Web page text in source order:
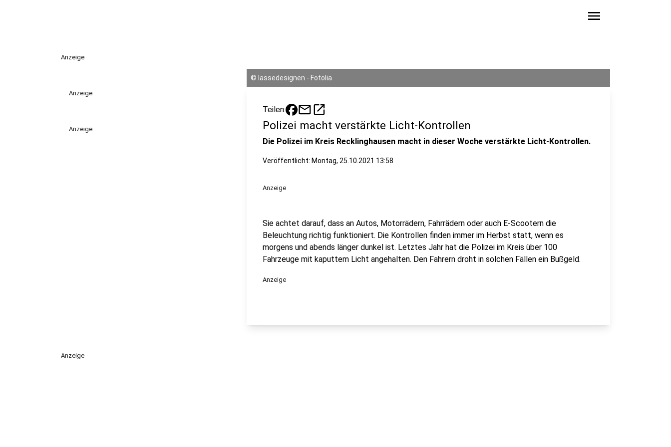
menu
Anzeige
Anzeige
Anzeige
© lassedesignen - Fotolia
Teilen: mailopen_in_new
Polizei macht verstärkte Licht-Kontrollen
Die Polizei im Kreis Recklinghausen macht in dieser Woche verstärkte Licht-Kontrollen.
Veröffentlicht: Montag, 25.10.2021 13:58
Anzeige
Sie achtet darauf, dass an Autos, Motorrädern, Fahrrädern oder auch E-Scootern die
Beleuchtung richtig funktioniert. Die Kontrollen finden immer im Herbst statt, wenn es
morgens und abends länger dunkel ist. Letztes Jahr hat die Polizei im Kreis über 100
Fahrzeuge mit kaputtem Licht angehalten. Den Fahrern droht in solchen Fällen ein Bußgeld.
Anzeige
Anzeige